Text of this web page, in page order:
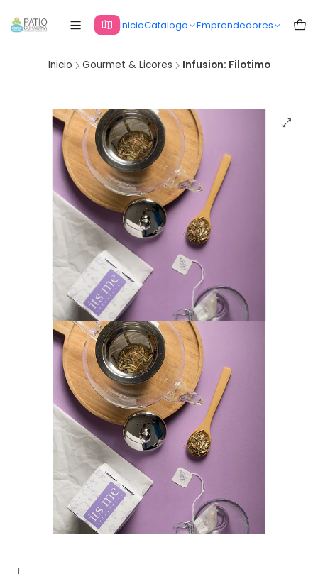
InicioCatalogo Emprendedores
Inicio Gourmet & Licores Infusion: Filotimo